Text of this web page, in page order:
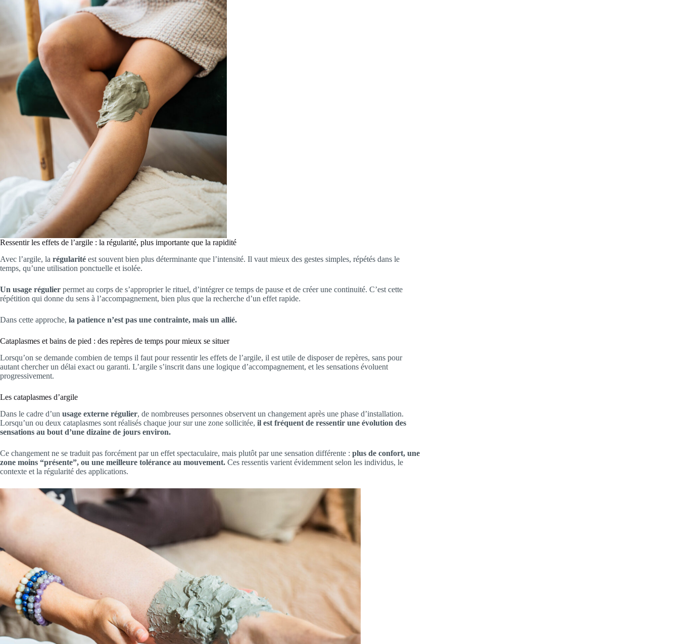
Ressentir les effets de l’argile : la régularité, plus importante que la rapidité
Avec l’argile, la régularité est souvent bien plus déterminante que l’intensité. Il vaut mieux des gestes simples, répétés dans le
temps, qu’une utilisation ponctuelle et isolée.
Un usage régulier permet au corps de s’approprier le rituel, d’intégrer ce temps de pause et de créer une continuité. C’est cette
répétition qui donne du sens à l’accompagnement, bien plus que la recherche d’un effet rapide.
Dans cette approche, la patience n’est pas une contrainte, mais un allié.
Cataplasmes et bains de pied : des repères de temps pour mieux se situer
Lorsqu’on se demande combien de temps il faut pour ressentir les effets de l’argile, il est utile de disposer de repères, sans pour
autant chercher un délai exact ou garanti. L’argile s’inscrit dans une logique d’accompagnement, et les sensations évoluent
progressivement.
Les cataplasmes d’argile
Dans le cadre d’un usage externe régulier, de nombreuses personnes observent un changement après une phase d’installation.
Lorsqu’un ou deux cataplasmes sont réalisés chaque jour sur une zone sollicitée, il est fréquent de ressentir une évolution des
sensations au bout d’une dizaine de jours environ.
Ce changement ne se traduit pas forcément par un effet spectaculaire, mais plutôt par une sensation différente : plus de confort, une
zone moins “présente”, ou une meilleure tolérance au mouvement. Ces ressentis varient évidemment selon les individus, le
contexte et la régularité des applications.